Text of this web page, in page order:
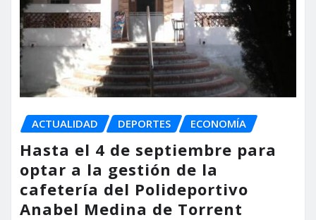
ACTUALIDAD DEPORTES ECONOMÍA
Hasta el 4 de septiembre para
optar a la gestión de la
cafetería del Polideportivo
Anabel Medina de Torrent